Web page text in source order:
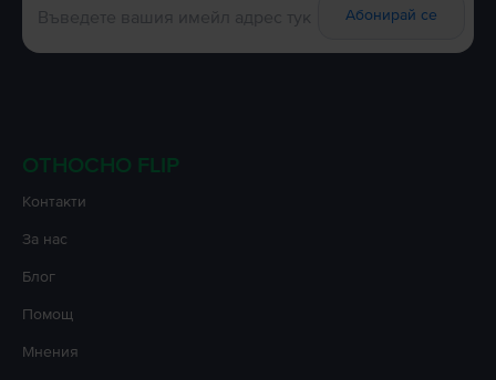
Абонирай се
ОТНОСНО FLIP
Контакти
За нас
Блог
Помощ
Мнения